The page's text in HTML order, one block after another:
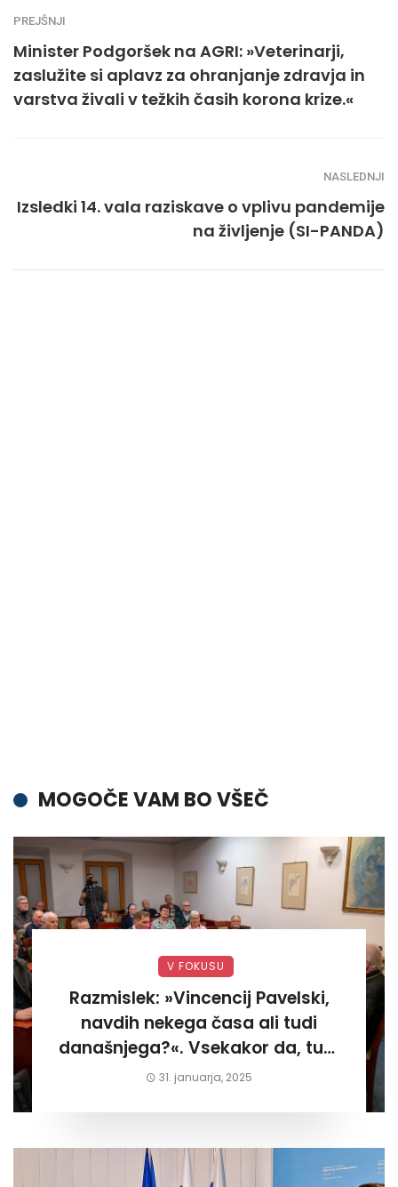
PREJŠNJI
Minister Podgoršek na AGRI: »Veterinarji,
zaslužite si aplavz za ohranjanje zdravja in
varstva živali v težkih časih korona krize.«
NASLEDNJI
Izsledki 14. vala raziskave o vplivu pandemije
na življenje (SI-PANDA)
MOGOČE VAM BO VŠEČ
V FOKUSU
Razmislek: »Vincencij Pavelski,
navdih nekega časa ali tudi
današnjega?«. Vsekakor da, tudi
današnjega«
31. januarja, 2025